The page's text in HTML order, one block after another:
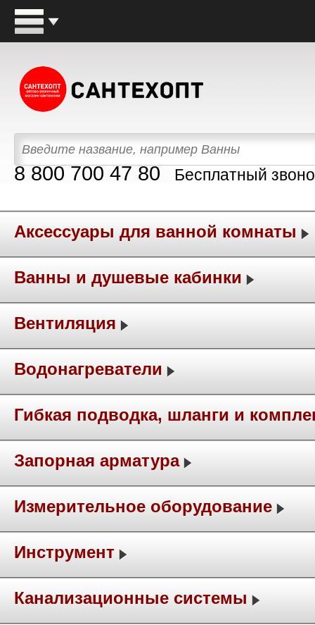
8 800 700 47 80 Бесплатный
Аксессуары для ванной комнаты
Ванны и душевые кабинки
Вентиляция
Водонагреватели
Гибкая подводка, шланги и
Запорная арматура
Измерительное оборудование
Инструмент
Канализационные системы